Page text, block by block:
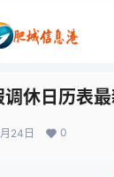
休日历表
24日 0